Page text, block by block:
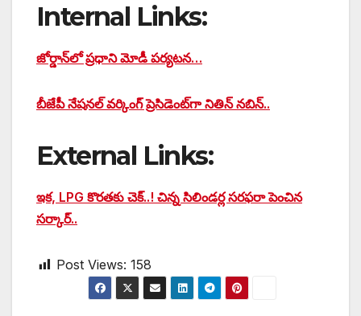
Internal Links:
జోర్డాన్‌లో ప్రధాని మోడీ పర్యటన…
బీజేపీ నేషనల్ వర్కింగ్ ప్రెసిడెంట్‌గా నితిన్ నబిన్..
External Links:
ఇక, LPG కొరతకు చెక్..! చిన్న సిలిండర్ల సరఫరా పెంచిన
సర్కార్..
Post Views: 158